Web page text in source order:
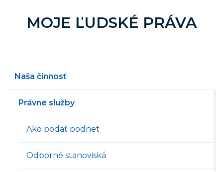
MOJE ĽUDSKÉ PRÁVA
Naša činnosť
Právne služby
Ako podať podnet
Odborné stanoviská